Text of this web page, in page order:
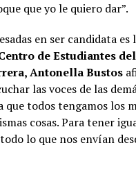
que yo le quiero dar”.
en ser candidata es
de Estudiantes
Antonella Bustos
las voces de las
que todos tengamos los
cosas. Para tener
lo que nos envían